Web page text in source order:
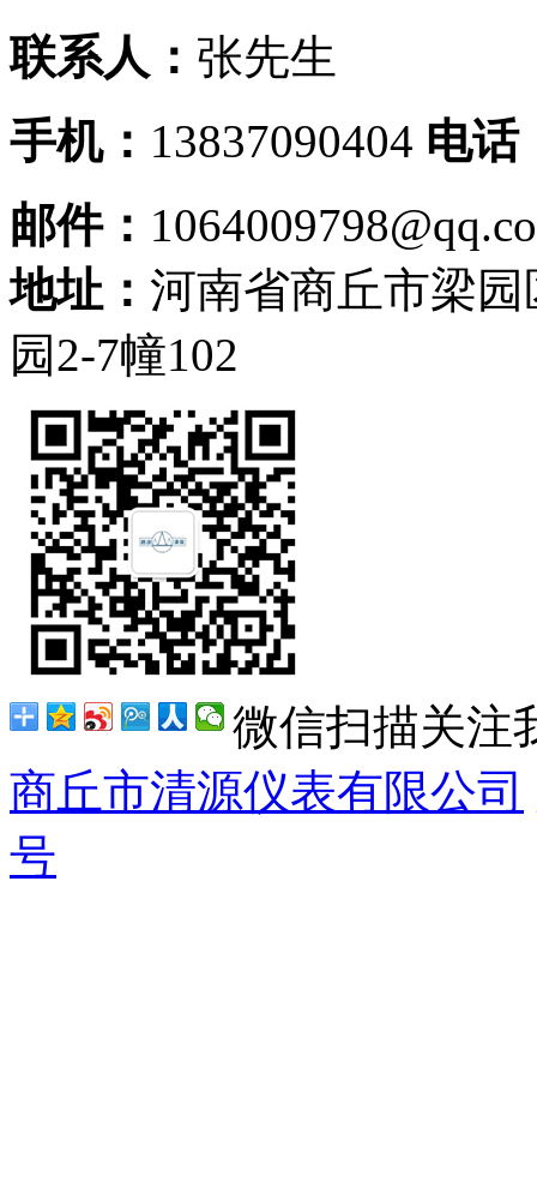
联系人： 张先生
手机： 13837090404 电话
邮件：
地址： 河南省商丘市梁
园2-7幢102
微信扫描关注
商丘市清源仪表有限公司
号